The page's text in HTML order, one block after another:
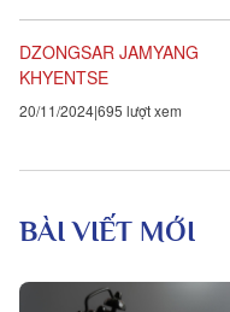
DZONGSAR JAMYANG
KHYENTSE
20/11/2024695 lượt xem
BÀI VIẾT MỚI